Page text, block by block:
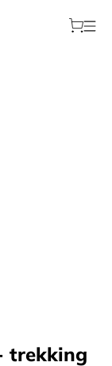
trekking